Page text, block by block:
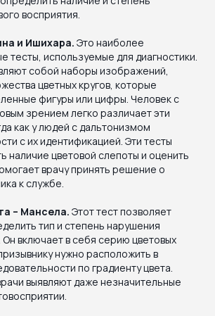
восприятия.
и Ишихара. Это наиболее
тесты, используемые для диагностики.
собой наборы изображений,
цветных кругов, которые
фигуры или цифры. Человек с
зрением легко различает эти
как у людей с дальтонизмом
с их идентификацией. Эти тесты
наличие цветовой слепоты и оценить
врачу принять решение о
к службе.
– Мансела. Этот тест позволяет
тип и степень нарушения
Он включает в себя серию цветовых
нужно расположить в
по градиенту цвета.
выявляют даже незначительные